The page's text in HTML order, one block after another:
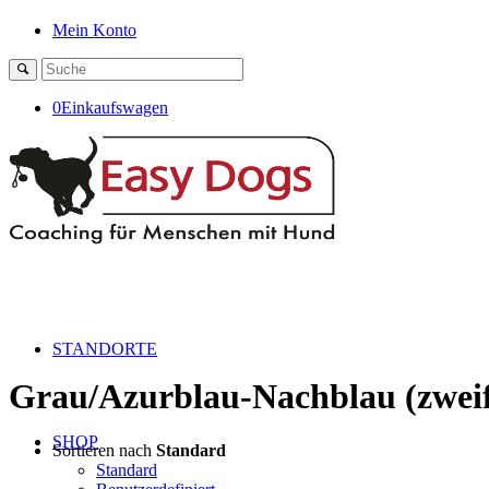
Mein Konto
0Einkaufswagen
STANDORTE
SHOP
Grau/Azurblau-Nachblau
Sortieren nach Standard
Standard